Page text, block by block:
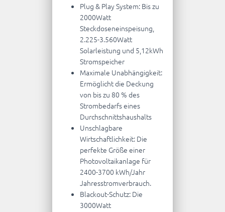
Plug & Play System: Bis zu
2000Watt
Steckdoseneinspeisung,
2.225-3.560Watt
Solarleistung und 5,12kWh
Stromspeicher
Maximale Unabhängigkeit:
Ermöglicht die Deckung
von bis zu 80 % des
Strombedarfs eines
Durchschnittshaushalts
Unschlagbare
Wirtschaftlichkeit: Die
perfekte Größe einer
Photovoltaikanlage für
2400-3700 kWh/Jahr
Jahresstromverbrauch.
Blackout-Schutz: Die
3000Watt